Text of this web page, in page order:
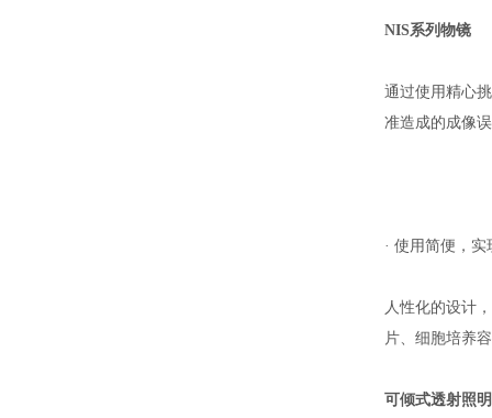
NIS系列物镜
通过使用精心
准造成的成像
· 使用简便，
人性化的设计
片、细胞培养
可倾式透射照